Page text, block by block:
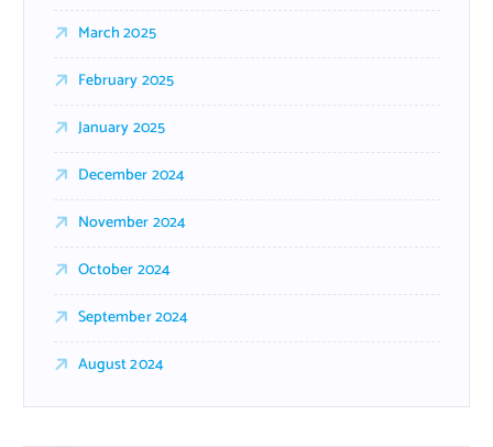
March 2025
February 2025
January 2025
December 2024
November 2024
October 2024
September 2024
August 2024